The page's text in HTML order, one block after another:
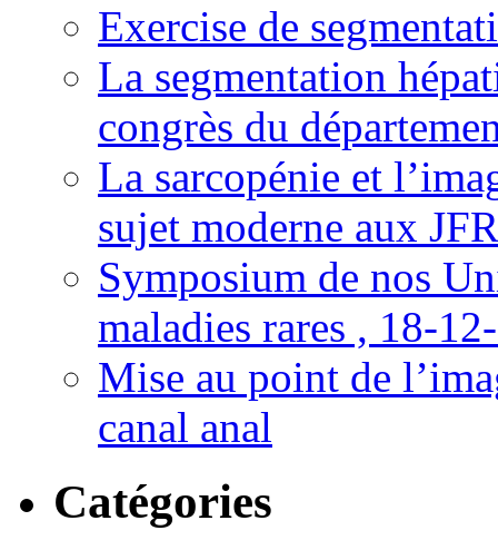
Exercise de
La segmentation
congrès du
La sarcopénie et
sujet moderne aux
Symposium de nos
maladies rares , 18-
Mise au point de
canal anal
Catégories